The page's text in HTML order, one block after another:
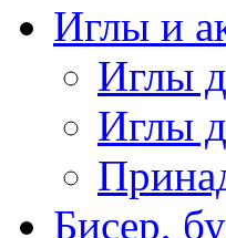
Иглы и
Иглы
Иглы
Бисер,